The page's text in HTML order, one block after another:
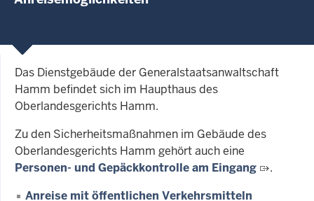
Das Dienstgebäude der Generalstaatsanwaltschaft
Hamm befindet sich im Haupthaus des
Oberlandesgerichts Hamm.
Zu den Sicherheitsmaßnahmen im Gebäude des
Oberlandesgerichts Hamm gehört auch eine
Personen- und Gepäckkontrolle am Eingang
.
Anreise mit öffentlichen Verkehrsmitteln